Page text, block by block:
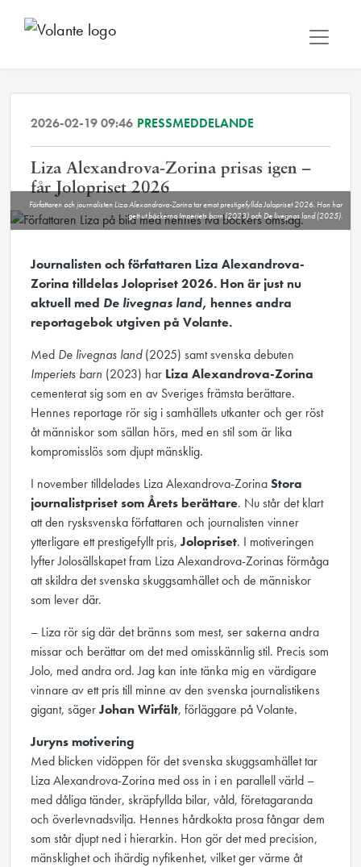
2026-02-19 09:46 PRESSMEDDELANDE
Liza Alexandrova-Zorina prisas igen –
får Jolopriset 2026
Författaren och journalisten Liza Alexandrova-Zorina tar emot prestigefyllda Jolopriset 2026. Hon har
gett ut böckerna Imperiets barn (2023) och De livegnas land (2025).
Journalisten och författaren Liza Alexandrova-
Zorina tilldelas Jolopriset 2026. Hon är just nu
aktuell med De livegnas land, hennes andra
reportagebok utgiven på Volante.
Med De livegnas land(2025) samt svenska debuten
Imperiets barn (2023) har Liza Alexandrova-Zorina
cementerat sig som en av Sveriges främsta berättare.
Hennes reportage rör sig i samhällets utkanter och ger röst
åt människor som sällan hörs, med en stil som är lika
kompromisslös som djupt mänsklig.
I november tilldelades Liza Alexandrova-ZorinaStora
journalistpriset som Årets berättare. Nu står det klart
att den rysksvenska författaren och journalisten vinner
ytterligare ett prestigefyllt pris,Jolopriset. I motiveringen
lyfter Jolosällskapet fram Liza Alexandrova-Zorinas förmåga
att skildra det svenska skuggsamhället och de människor
som lever där.
– Liza rör sig där det bränns som mest, ser sakerna andra
missar och berättar om det med omisskännlig stil. Precis som
Jolo, med andra ord. Jag kan inte tänka mig en värdigare
vinnare av ett pris till minne av den svenska journalistikens
gigant, sägerJohan Wirfält, förläggare på Volante.
Juryns motivering
Med blicken vidöppen för det svenska skuggsamhället tar
Liza Alexandrova-Zorina med oss in i en parallell värld –
med dåliga tänder, skräpfyllda bilar, våld, företagaranda
och överlevnadsvilja. Hennes hårdkokta prosa fångar dem
som står djupt ned i hierarkin. Hon gör det med precision,
mänsklighet och ihärdig nyfikenhet, vilket ger värme åt